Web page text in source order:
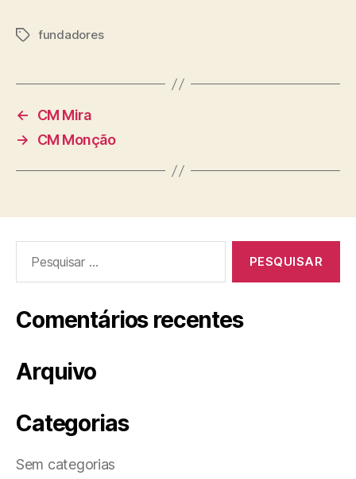
Etiquetas
fundadores
←
CM Mira
→
CM Monção
por:
Comentários recentes
Arquivo
Categorias
Sem categorias